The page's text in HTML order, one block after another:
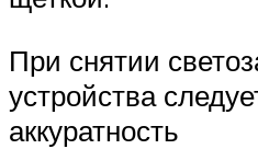
При снятии
устройства
аккуратность